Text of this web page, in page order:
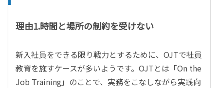
理由1.時間と場所の制約を受けない
新入社員をできる限り戦力とするために、OJTで社員
教育を施すケースが多いようです。OJTとは「On the
Job Training」のことで、実務をこなしながら実践向